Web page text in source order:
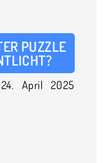
PUZZLE
April 2025